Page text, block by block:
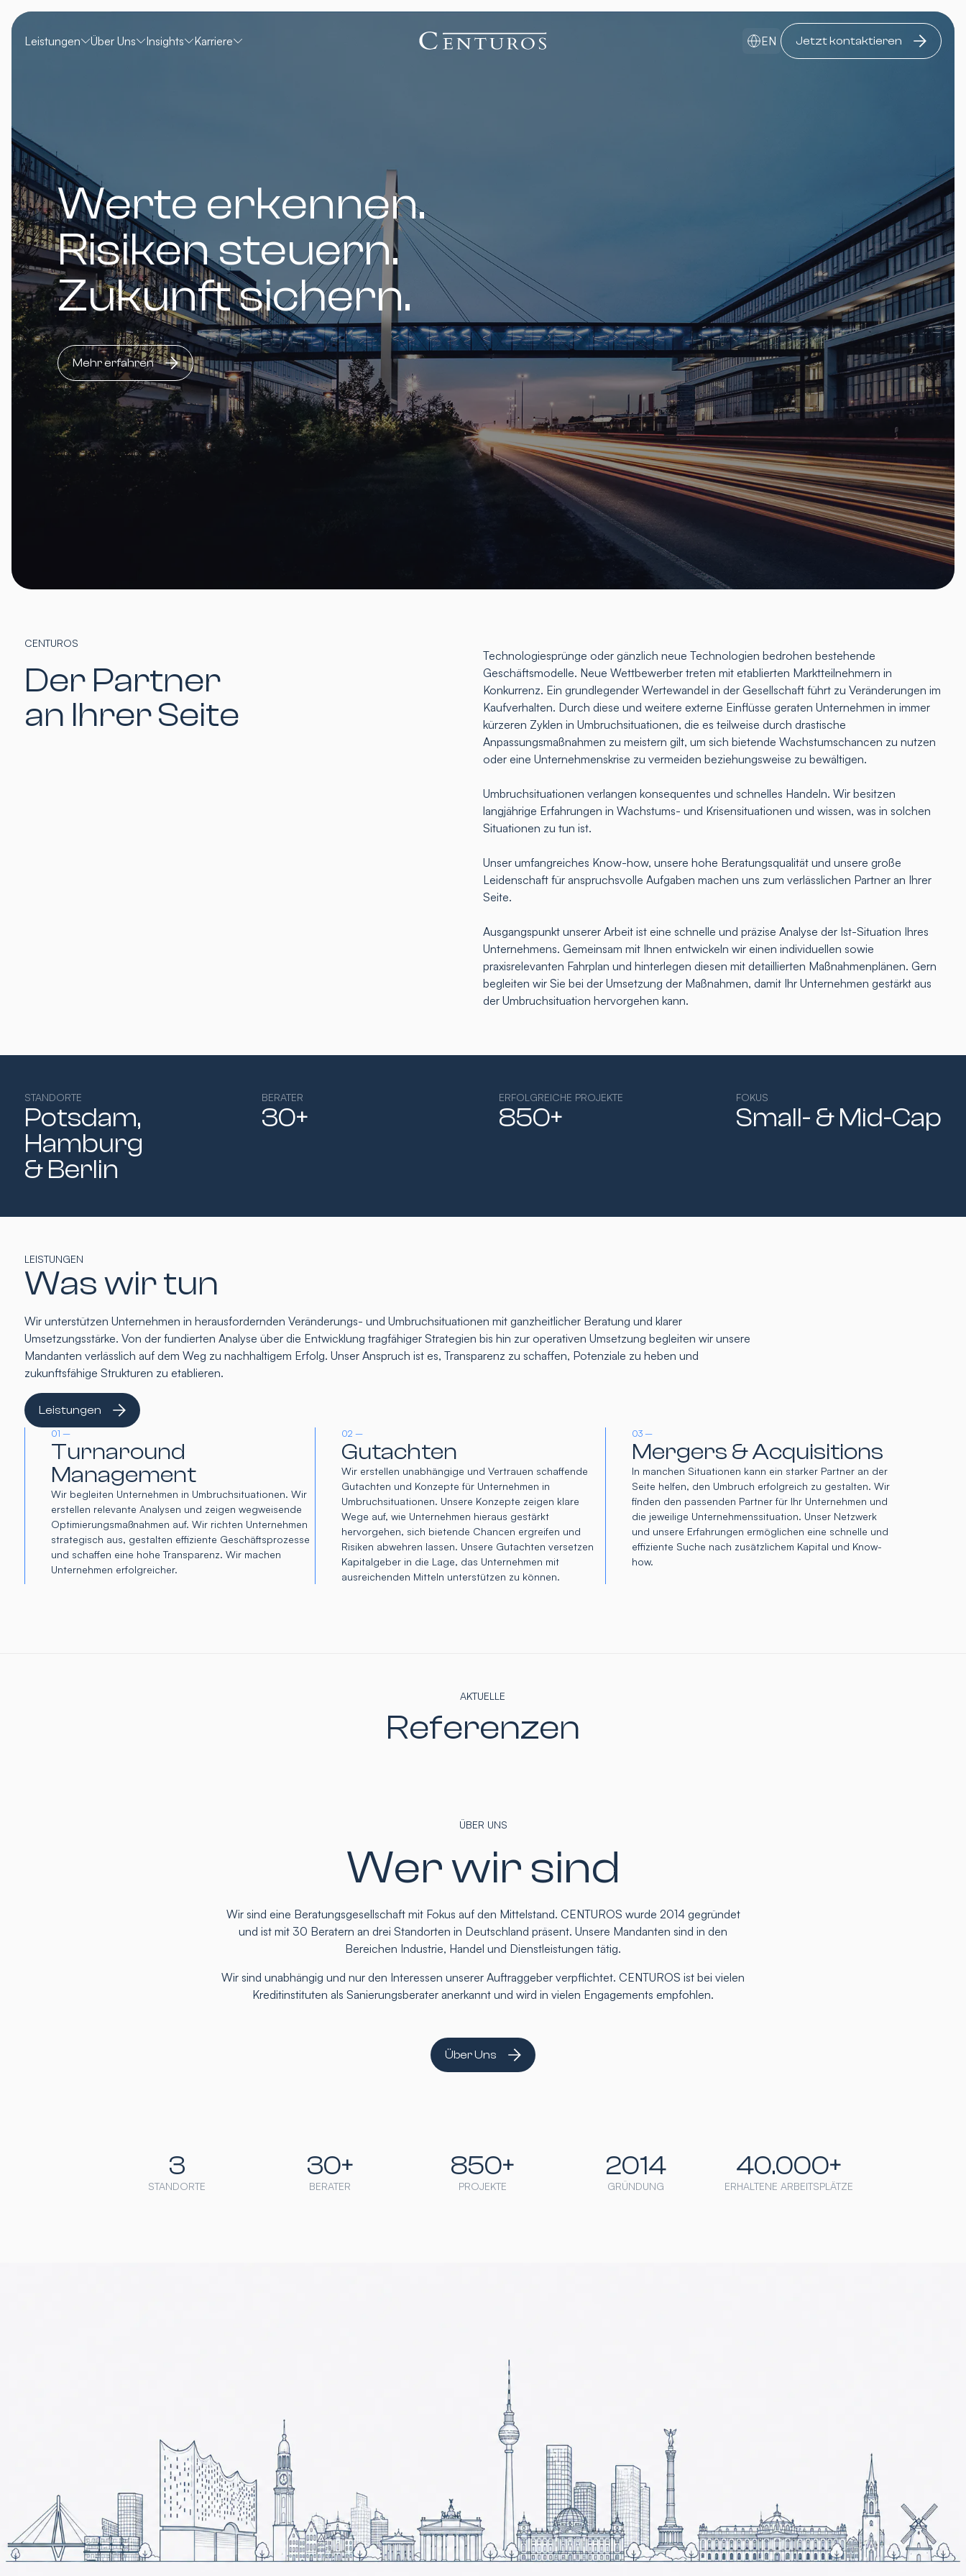
Leistungen Über Uns Insights Karriere EN Jetzt kontaktieren
Werte erkennen.
Risiken steuern.
Zukunft sichern.
Mehr erfahren
CENTUROS
Der Partner
an Ihrer Seite
Technologiesprünge oder gänzlich neue Technologien bedrohen bestehende
Geschäftsmodelle. Neue Wettbewerber treten mit etablierten Marktteilnehmern in
Konkurrenz. Ein grundlegender Wertewandel in der Gesellschaft führt zu Veränderungen im
Kaufverhalten. Durch diese und weitere externe Einflüsse geraten Unternehmen in immer
kürzeren Zyklen in Umbruchsituationen, die es teilweise durch drastische
Anpassungsmaßnahmen zu meistern gilt, um sich bietende Wachstumschancen zu nutzen
oder eine Unternehmenskrise zu vermeiden beziehungsweise zu bewältigen.
Umbruchsituationen verlangen konsequentes und schnelles Handeln. Wir besitzen
langjährige Erfahrungen in Wachstums- und Krisensituationen und wissen, was in solchen
Situationen zu tun ist.
Unser umfangreiches Know-how, unsere hohe Beratungsqualität und unsere große
Leidenschaft für anspruchsvolle Aufgaben machen uns zum verlässlichen Partner an Ihrer
Seite.
Ausgangspunkt unserer Arbeit ist eine schnelle und präzise Analyse der Ist-Situation Ihres
Unternehmens. Gemeinsam mit Ihnen entwickeln wir einen individuellen sowie
praxisrelevanten Fahrplan und hinterlegen diesen mit detaillierten Maßnahmenplänen. Gern
begleiten wir Sie bei der Umsetzung der Maßnahmen, damit Ihr Unternehmen gestärkt aus
der Umbruchsituation hervorgehen kann.
STANDORTE
Potsdam,
Hamburg​
& Berlin
BERATER
30+
ERFOLGREICHE PROJEKTE
850+
FOKUS
Small- & Mid-Cap​
LEISTUNGEN
Was wir tun
Wir unterstützen Unternehmen in herausfordernden Veränderungs- und Umbruchsituationen mit ganzheitlicher Beratung und klarer
Umsetzungsstärke. Von der fundierten Analyse über die Entwicklung tragfähiger Strategien bis hin zur operativen Umsetzung begleiten wir unsere
Mandanten verlässlich auf dem Weg zu nachhaltigem Erfolg. Unser Anspruch ist es, Transparenz zu schaffen, Potenziale zu heben und
zukunftsfähige Strukturen zu etablieren.
Leistungen
01 –
Turnaround
Management
Wir begleiten Unternehmen in Umbruchsituationen. Wir
erstellen relevante Analysen und zeigen wegweisende
Optimierungsmaßnahmen auf. Wir richten Unternehmen
strategisch aus, gestalten effiziente Geschäftsprozesse
und schaffen eine hohe Transparenz. Wir machen
Unternehmen erfolgreicher.
02 –
Gutachten
Wir erstellen unabhängige und Vertrauen schaffende
Gutachten und Konzepte für Unternehmen in
Umbruchsituationen. Unsere Konzepte zeigen klare
Wege auf, wie Unternehmen hieraus gestärkt
hervorgehen, sich bietende Chancen ergreifen und
Risiken abwehren lassen. Unsere Gutachten versetzen
Kapitalgeber in die Lage, das Unternehmen mit
ausreichenden Mitteln unterstützen zu können.
03 –
Mergers & Acquisitions
In manchen Situationen kann ein starker Partner an der
Seite helfen, den Umbruch erfolgreich zu gestalten. Wir
finden den passenden Partner für Ihr Unternehmen und
die jeweilige Unternehmenssituation. Unser Netzwerk
und unsere Erfahrungen ermöglichen eine schnelle und
effiziente Suche nach zusätzlichem Kapital und Know-
how.
AKTUELLE
Referenzen
ÜBER UNS
Wer wir sind
Wir sind eine Beratungsgesellschaft mit Fokus auf den Mittelstand. CENTUROS wurde 2014 gegründet
und ist mit 30 Beratern an drei Standorten in Deutschland präsent. Unsere Mandanten sind in den
Bereichen Industrie, Handel und Dienstleistungen tätig.
Wir sind unabhängig und nur den Interessen unserer Auftraggeber verpflichtet. CENTUROS ist bei vielen
Kreditinstituten als Sanierungsberater anerkannt und wird in vielen Engagements empfohlen.
Über Uns
STANDORTE
3
BERATER
30+
PROJEKTE
850+
GRÜNDUNG
2014
ERHALTENE ARBEITSPLÄTZE
40.000+